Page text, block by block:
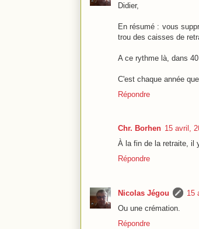
Didier,
En résumé : vous
trou des caisses de
A ce rythme là, dans
C'est chaque année
Répondre
Chr. Borhen 15 avril,
À la fin de la retraite, il
Répondre
Nicolas Jégou
15
Ou une crémation.
Répondre